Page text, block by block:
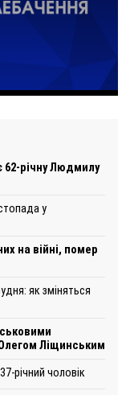
62-річну Людмилу
у
на війні, помер
як зміняться
Ліщинським
річний чоловік